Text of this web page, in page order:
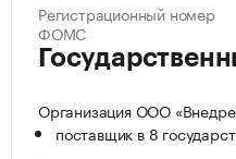
Регистрационный номер
ФОМС
Организация ООО
поставщик в 8